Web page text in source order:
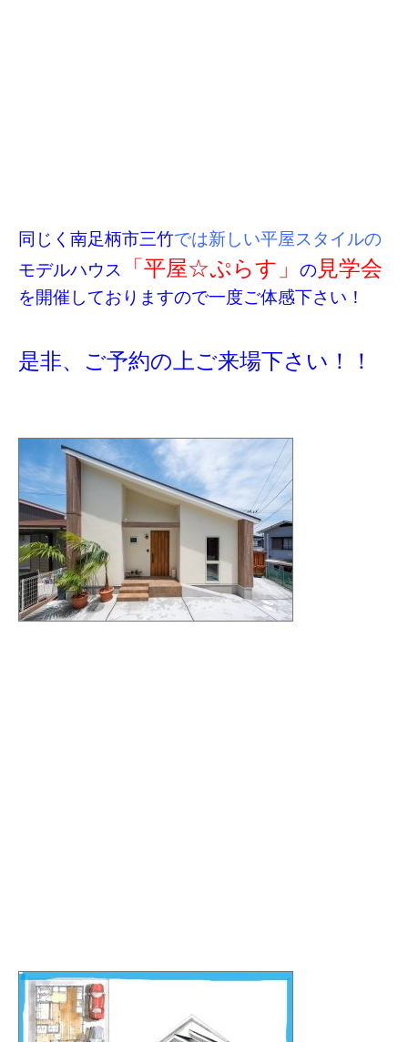
同じく南足柄市三竹では新しい平屋スタイルの
モデルハウス
「平屋☆ぷらす」 の 見学会
を開催しておりますので一度ご体感下さい！
是非、ご予約の上ご来場下さい！！